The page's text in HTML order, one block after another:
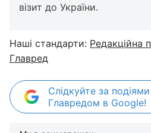
візит до України.
Наші стандарти: Редакційна
Главред
Слідкуйте за
Главредом в Google!